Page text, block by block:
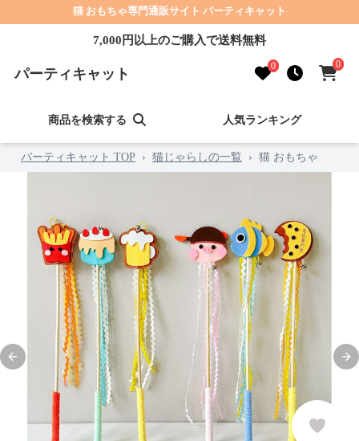
猫 おもちゃ専門通販サイト パーティキャット
7,000円以上のご購入で送料無料
パーティキャット 0 0
商品を検索する 人気ランキング
パーティキャット TOP › 猫じゃらしの一覧 › 猫 おもちゃ
Previous slide